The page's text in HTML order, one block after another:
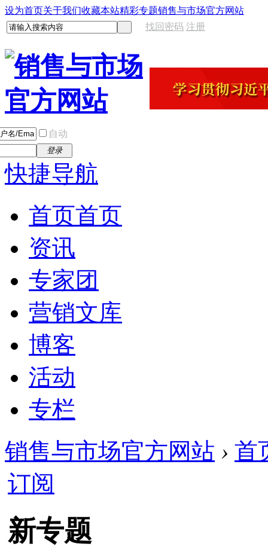
设为首页关于我们收藏本站精彩专题销售与市场官方网站
找回密码 注册
自动
登录
快捷导航
首页首页
资讯
专家团
营销文库
博客
活动
专栏
销售与市场官方网站 › 首
订阅
新专题